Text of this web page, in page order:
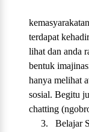
terdapat
lihat dan anda
bentuk
hanya melihat
sosial. Begitu
chatting
3.
Belajar